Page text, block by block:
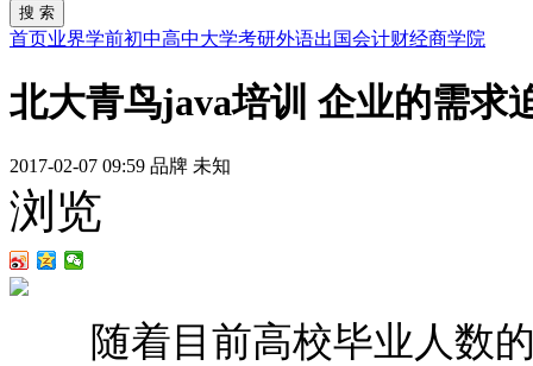
首页业界学前初中高中大学考研外语出国会计财经商学院
北大青鸟java培训 企业的需求
2017-02-07 09:59 品牌 未知
浏览
随着目前高校毕业人数的